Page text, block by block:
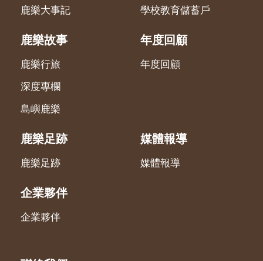
鹿樂大事記 學校教育儲蓄戶
鹿樂故事
鹿樂行旅
深度專欄
島嶼鹿樂
年度回顧
年度回顧
鹿樂足跡
鹿樂足跡
媒體報導
媒體報導
企業夥伴
企業夥伴